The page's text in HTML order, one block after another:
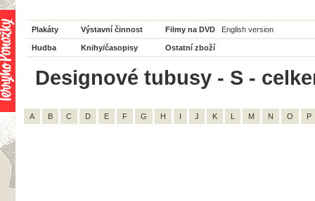
Plakáty Výstavní činnost Filmy na DVD English version
Hudba Knihy/časopisy Ostatní zboží
Designové tubusy - S -
A B C D E F G H I J K L M N O P